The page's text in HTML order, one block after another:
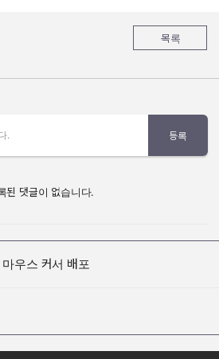
목록
. 등록
된 댓글이 없습니다.
우스 커서 배포